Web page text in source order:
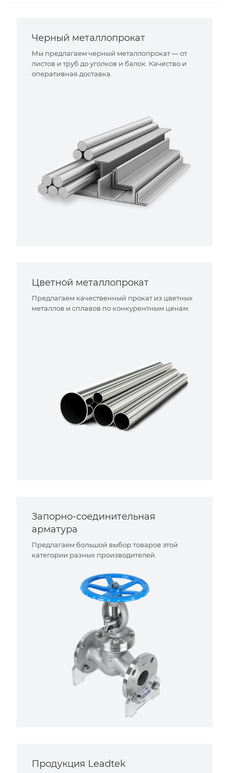
Черный металлопрокат
Мы предлагаем черный металлопрокат — от
листов и труб до уголков и балок. Качество и
оперативная доставка.
Цветной металлопрокат
Предлагаем качественный прокат из цветных
металлов и сплавов по конкурентным ценам.
Запорно-соединительная
арматура
Предлагаем большой выбор товаров этой
категории разных производителей.
Продукция Leadtek